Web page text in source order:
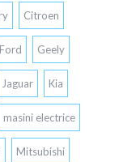
Citroen
Ford Geely
Jaguar Kia
masini electrice
Mitsubishi